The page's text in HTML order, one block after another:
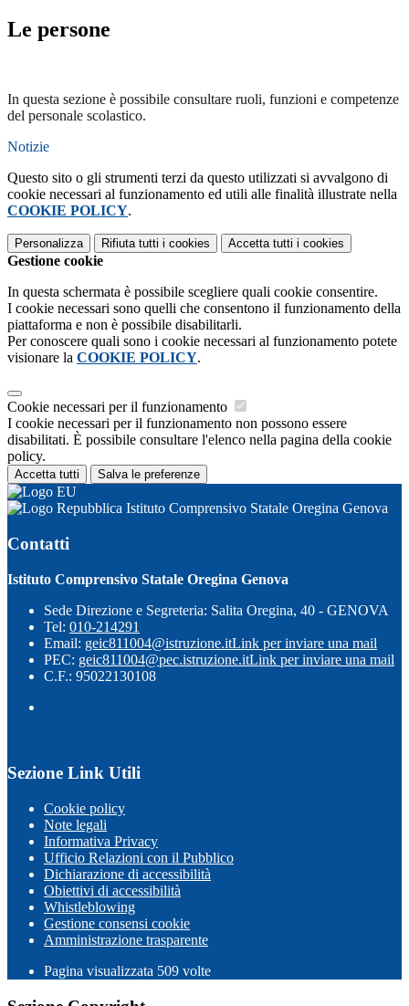
Le persone
In questa sezione è possibile consultare ruoli, funzioni e competenze
del personale scolastico.
Notizie
Questo sito o gli strumenti terzi da questo utilizzati si avvalgono di
cookie necessari al funzionamento ed utili alle finalità illustrate nella
COOKIE POLICY.
Personalizza Rifiuta tutti i cookies Accetta tutti i cookies
Gestione cookie
In questa schermata è possibile scegliere quali cookie consentire.
I cookie necessari sono quelli che consentono il funzionamento della
piattaforma e non è possibile disabilitarli.
Per conoscere quali sono i cookie necessari al funzionamento potete
visionare la COOKIE POLICY.
Cookie necessari per il funzionamento
I cookie necessari per il funzionamento non possono essere
disabilitati. È possibile consultare l'elenco nella pagina della cookie
policy.
Accetta tutti Salva le preferenze
Istituto Comprensivo Statale Oregina Genova
Contatti
Istituto Comprensivo Statale Oregina Genova
Sede Direzione e Segreteria: Salita Oregina, 40 - GENOVA
Tel: 010-214291
Email: geic811004@istruzione.itLink per inviare una mail
PEC: geic811004@pec.istruzione.itLink per inviare una mail
C.F.: 95022130108
Sezione Link Utili
Cookie policy
Note legali
Informativa Privacy
Ufficio Relazioni con il Pubblico
Dichiarazione di accessibilità
Obiettivi di accessibilità
Whistleblowing
Gestione consensi cookie
Amministrazione trasparente
Pagina visualizzata 509 volte